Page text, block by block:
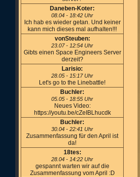
Daneben-Koter:
08.04 - 18:42 Uhr
Ich hab es wieder getan. Und keiner
kann mich dieses mal aufhalten!!!
vonSteuben:
23.07 - 12:54 Uhr
Gibts einen Space Engineers Server
derzeit?
Larisio:
28.05 - 15:17 Uhr
Let's go to the Linebattle!
Buchler:
05.05 - 18:55 Uhr
Neues Video:
https://youtu.be/cZeIBLhucdk
Buchler:
30.04 - 22:41 Uhr
Zusammenfassung für den April ist
da!
18tes:
28.04 - 14:22 Uhr
gespannt warten wir auf die
Zusammenfassung vom April :D